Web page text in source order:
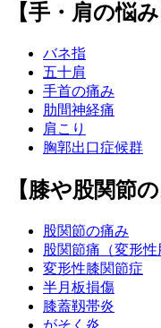
【手・肩の悩み
バネ指
五十肩
手首の痛み
肋間神経痛
肩こり
胸郭出口症候群
【膝や股関節
股関節の痛み
股関節痛（変形性
変形性膝関節症
半月板損傷
膝蓋靱帯炎
がそく炎